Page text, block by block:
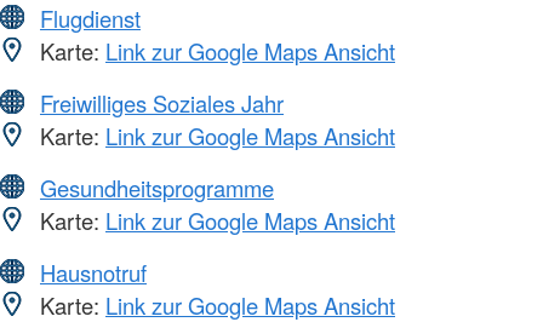
Flugdienst
Karte: Link zur Google Maps Ansicht
Freiwilliges Soziales Jahr
Karte: Link zur Google Maps Ansicht
Gesundheitsprogramme
Karte: Link zur Google Maps Ansicht
Hausnotruf
Karte: Link zur Google Maps Ansicht